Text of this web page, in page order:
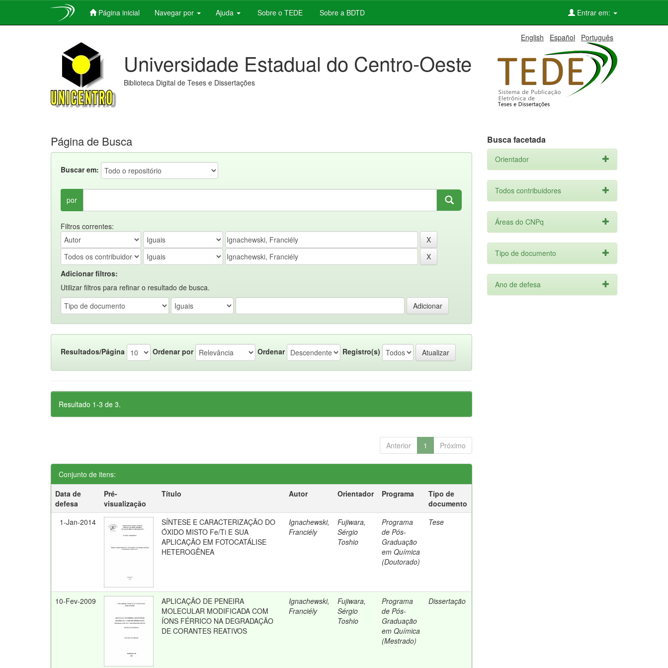
Página inicial Navegar por Ajuda Sobre o TEDE Sobre a BDTD Entrar em:
English Español Português
Universidade Estadual do Centro-Oeste
Biblioteca Digital de Teses e Dissertações
Página de Busca
Buscar em:
por
Filtros correntes:
Adicionar filtros:
Utilizar filtros para refinar o resultado de busca.
Resultados/Página Ordenar por Ordenar Registro(s)
Resultado 1-3 de 3.
Anterior 1 Próximo
Conjunto de itens:
Data de
defesa
Pré-
visualização
Título Autor Orientador Programa
Tipo de
documento
1-Jan-2014
SÍNTESE E CARACTERIZAÇÃO DO
ÓXIDO MISTO Fe/Ti E SUA
APLICAÇÃO EM FOTOCATÁLISE
HETEROGÊNEA
Ignachewski,
Franciély
Fujiwara,
Sérgio
Toshio
Programa
de Pós-
Graduação
em Química
(Doutorado)
Tese
10-Fev-2009
APLICAÇÃO DE PENEIRA
MOLECULAR MODIFICADA COM
ÍONS FÉRRICO NA DEGRADAÇÃO
DE CORANTES REATIVOS
Ignachewski,
Franciély
Fujiwara,
Sérgio
Toshio
Programa
de Pós-
Graduação
em Química
(Mestrado)
Dissertação
Busca facetada
Orientador
Todos contribuidores
Áreas do CNPq
Tipo de documento
Ano de defesa